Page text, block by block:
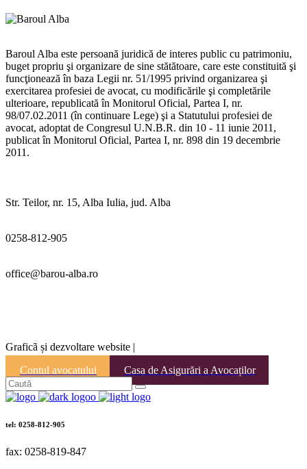
Baroul Alba este persoană juridică de interes public cu patrimoniu,
buget propriu şi organizare de sine stătătoare, care este constituită şi
funcţionează în baza Legii nr. 51/1995 privind organizarea şi
exercitarea profesiei de avocat, cu modificările şi completările
ulterioare, republicată în Monitorul Oficial, Partea I, nr.
98/07.02.2011 (în continuare Lege) şi a Statutului profesiei de
avocat, adoptat de Congresul U.N.B.R. din 10 - 11 iunie 2011,
publicat în Monitorul Oficial, Partea I, nr. 898 din 19 decembrie
2011.
Str. Teilor, nr. 15, Alba Iulia, jud. Alba
0258-812-905
office@barou-alba.ro
Graficã și dezvoltare website |
Contul avocatului
Casa de Asigurări a Avocaților
tel: 0258-812-905
fax: 0258-819-847